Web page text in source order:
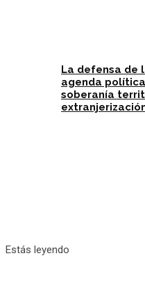
La defensa de
agenda
soberanía
Estás leyendo